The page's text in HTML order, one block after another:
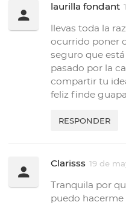
laurilla fondant
llevas toda la
ocurrido poner
seguro que
pasado por la
compartir tu
feliz finde guapa
RESPONDER
Clarisss 19 de
Tranquila por
puedo hacerme